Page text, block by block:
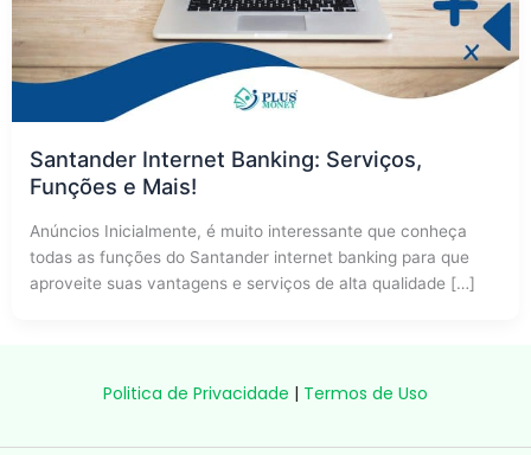
Santander Internet Banking: Serviços,
Funções e Mais!
Anúncios Inicialmente, é muito interessante que conheça
todas as funções do Santander internet banking para que
aproveite suas vantagens e serviços de alta qualidade […]
Politica de Privacidade | Termos de Uso